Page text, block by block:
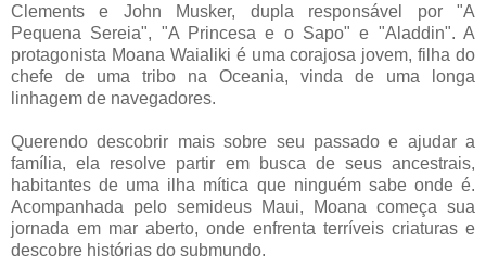
Clements e John Musker, dupla responsável por "A
Pequena Sereia", "A Princesa e o Sapo" e "Aladdin". A
protagonista Moana Waialiki é uma corajosa jovem, filha do
chefe de uma tribo na Oceania, vinda de uma longa
linhagem de navegadores.
Querendo descobrir mais sobre seu passado e ajudar a
família, ela resolve partir em busca de seus ancestrais,
habitantes de uma ilha mítica que ninguém sabe onde é.
Acompanhada pelo semideus Maui, Moana começa sua
jornada em mar aberto, onde enfrenta terríveis criaturas e
descobre histórias do submundo.